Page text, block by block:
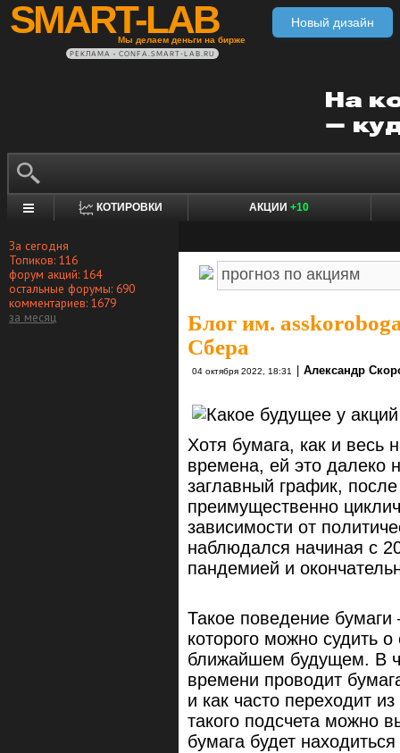
SMART-LAB
Мы делаем деньги на бирже
Новый дизайн
РЕКЛАМА • CONFA.SMART-LAB.RU
КОТИРОВКИ АКЦИИ +10
За сегодня
Топиков: 116
форум акций: 164
остальные форумы: 690
комментариев: 1679
за месяц
Блог им.
Сбера
04 октября 2022, 18:31 Александр
Хотя бумага, как и весь
времена, ей это далеко
заглавный график, после
преимущественно
зависимости от
наблюдался начиная с
пандемией и
Такое поведение
которого можно судить
ближайшем будущем. В
времени проводит
и как часто переходит
такого подсчета можно
бумага будет